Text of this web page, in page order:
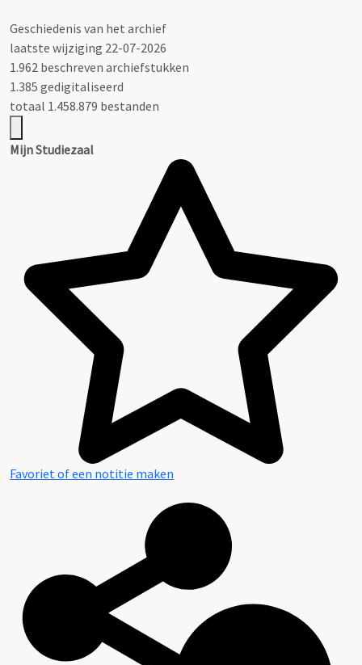
Geschiedenis van het archief
laatste wijziging 22-07-2026
1.962 beschreven archiefstukken
1.385 gedigitaliseerd
totaal 1.458.879 bestanden
Mijn Studiezaal
Favoriet of een notitie maken